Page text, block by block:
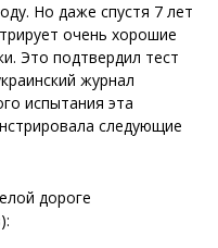
Но даже спустя 7 лет
очень хорошие
Это подтвердил тест
журнал
испытания эта
следующие
дороге